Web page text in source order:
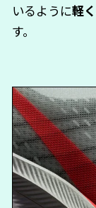
いるように軽く
す。